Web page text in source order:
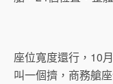
座位寬度還行，10
叫一個擠，商務艙